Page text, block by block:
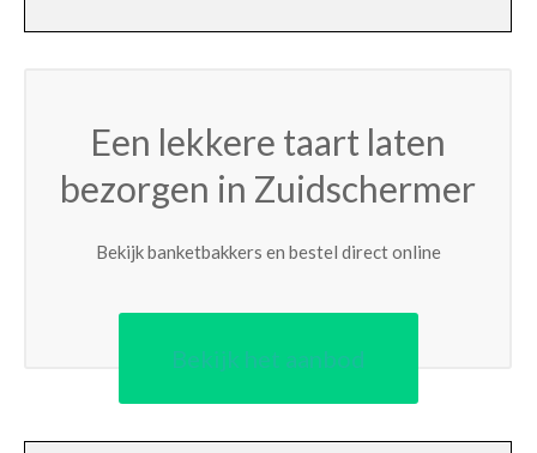
Een lekkere taart laten
bezorgen in Zuidschermer
Bekijk banketbakkers en bestel direct online
Bekijk het aanbod